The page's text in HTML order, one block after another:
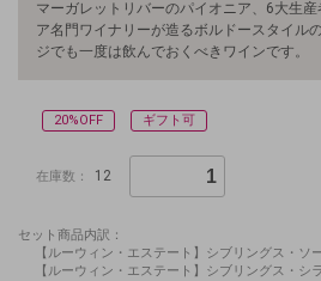
マーガレットリバーのパイオニア、6大生
ア名門ワイナリーが造るボルドースタイル
ジでも一度は飲んでおくべきワインです。
20%OFF ギフト可
在庫数： 12
セット商品内訳：
【ルーウィン・エステート】シブリングス・ソ
【ルーウィン・エステート】シブリングス・シ